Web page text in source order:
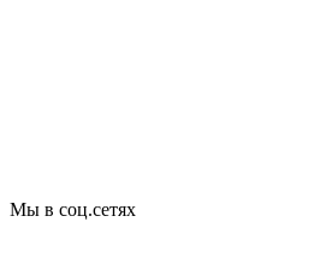
Мы в соц.сетях